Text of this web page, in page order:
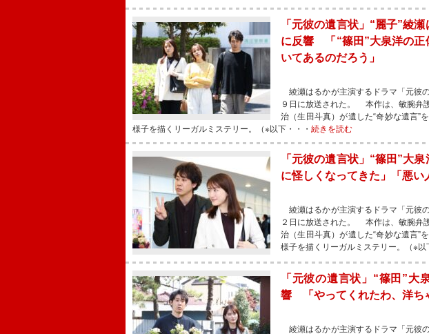
「元彼の遺言状」“麗子”綾
に反響 「“篠田”大泉洋の正
いてあるのだろう」
綾瀬はるかが主演するドラマ「元彼
９日に放送された。 本作は、敏腕弁
治（生田斗真）が遺した“奇妙な遺言”
様子を描くリーガルミステリー。（※以下・・・ 続きを読む
「元彼の遺言状」“篠田”大
に怪しくなってきた」「悪い
綾瀬はるかが主演するドラマ「元彼
２日に放送された。 本作は、敏腕弁
治（生田斗真）が遺した“奇妙な遺言”
様子を描くリーガルミステリー。（※以
「元彼の遺言状」“篠田”大
響 「やってくれたわ、洋ち
綾瀬はるかが主演するドラマ「元彼